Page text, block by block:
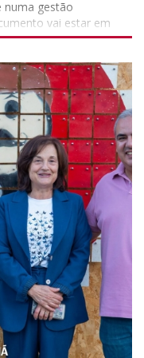
em geral. Além
Secundário e
e grupos de
e 613
anos da pandemia
um marco nesta
um cartaz musical
variados públicos e
também junta
regionais. O
as atuações no
as 22:30, à exceção
Assim, no
Piçarra sobe ao
ao palco o
Gil, seguindo-se, a
A encerrar o fim de
principal volta a
os Vizinhos. No dia
Bandeira. No
ao palco do São
numa gestão
vai estar em
podendo os
ser consultada online
covilha.pt/?
e Planeamento
As propostas
formas: - Balcão
- Correio
covilha.pt; -
contam.